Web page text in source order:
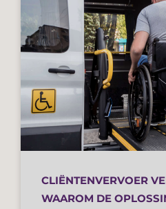
CLIËNTENVERVOER
WAAROM DE